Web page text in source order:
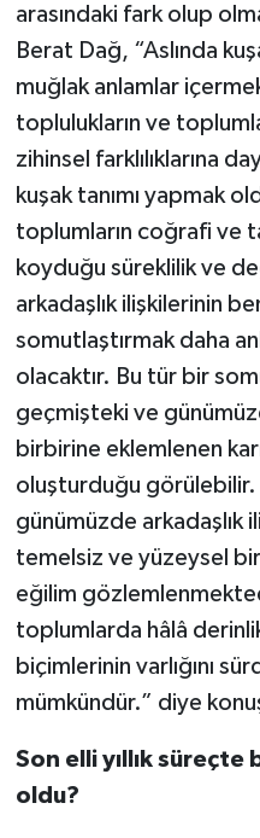
arasındaki fark olup
Berat Dağ, “Aslında
muğlak anlamlar
toplulukların ve
zihinsel farklılıklarına
kuşak tanımı yapmak
toplumların coğrafi ve
koyduğu süreklilik ve
arkadaşlık ilişkilerinin
somutlaştırmak daha
olacaktır. Bu tür bir
geçmişteki ve
birbirine eklemlenen
oluşturduğu görülebilir.
günümüzde arkadaşlık
temelsiz ve yüzeysel
eğilim
toplumlarda hâlâ
biçimlerinin varlığını
mümkündür.” diye
Son elli yıllık süreçte
oldu?